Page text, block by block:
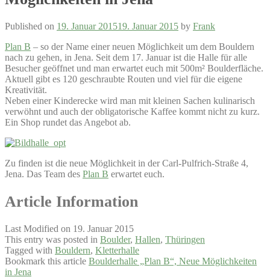
Published on 19. Januar 201519. Januar 2015 by Frank
Plan B – so der Name einer neuen Möglichkeit um dem Bouldern
nach zu gehen, in Jena. Seit dem 17. Januar ist die Halle für alle
Besucher geöffnet und man erwartet euch mit 500m² Boulderfläche.
Aktuell gibt es 120 geschraubte Routen und viel für die eigene
Kreativität.
Neben einer Kinderecke wird man mit kleinen Sachen kulinarisch
verwöhnt und auch der obligatorische Kaffee kommt nicht zu kurz.
Ein Shop rundet das Angebot ab.
Zu finden ist die neue Möglichkeit in der Carl-Pulfrich-Straße 4,
Jena. Das Team des Plan B erwartet euch.
Article Information
Last Modified on 19. Januar 2015
This entry was posted in Boulder, Hallen, Thüringen
Tagged with Bouldern, Kletterhalle
Bookmark this article Boulderhalle „Plan B“, Neue Möglichkeiten
in Jena